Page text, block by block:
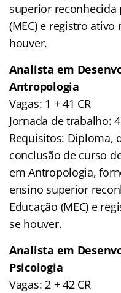
superior reconhecida
(MEC) e registro
houver.
Analista em
Antropologia
Vagas: 1 + 41 CR
Jornada de trabalho:
Requisitos: Diploma,
conclusão de curso
em Antropologia,
ensino superior
Educação (MEC) e
se houver.
Analista em
Psicologia
Vagas: 2 + 42 CR